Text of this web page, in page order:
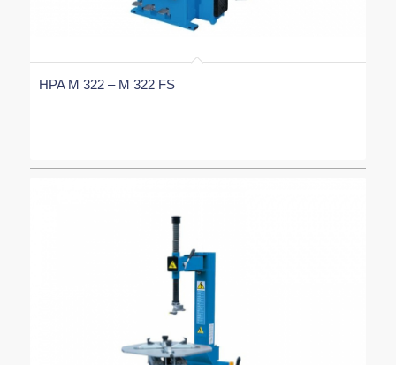
HPA M 322 – M 322 FS